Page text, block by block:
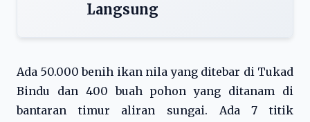
Langsung
Ada 50.000 benih ikan nila yang ditebar di Tukad
Bindu dan 400 buah pohon yang ditanam di
bantaran timur aliran sungai. Ada 7 titik